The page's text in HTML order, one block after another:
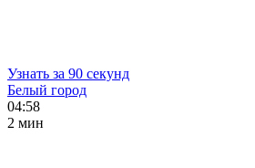
Узнать за 90 секунд
Белый город
04:58
2 мин